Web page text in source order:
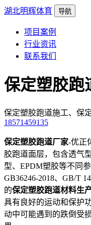
湖北明辉体育 导航
项目案例
行业资讯
联系我们
保定塑胶跑
保定塑胶跑道施工、保
18571459135
保定塑胶跑道厂家-优正
胶跑道面层，包含透气
型、EPDM塑胶等不同
GB36246-2018、GB/T
的保定塑胶跑道材料生
具有良好的运动和保护
动中可能遇到的跌倒受